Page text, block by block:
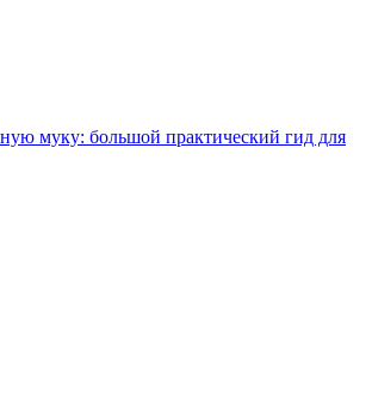
муку: большой практический гид для